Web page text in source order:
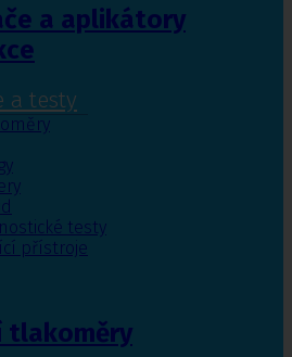
a aplikátory
a testy
testy
přístroje
tlakoměry